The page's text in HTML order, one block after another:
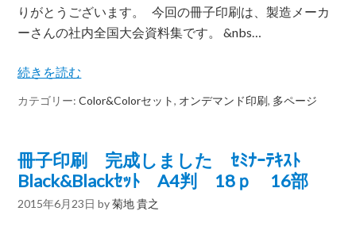
りがとうございます。 今回の冊子印刷は、製造メーカ
ーさんの社内全国大会資料集です。 &nbs…
続きを読む
カテゴリー:Color&Colorセット, オンデマンド印刷, 多ページ
冊子印刷 完成しました ｾﾐﾅｰﾃｷｽﾄ
Black&Blackｾｯﾄ A4判 18ｐ 16部
2015年6月23日 by菊地 貴之